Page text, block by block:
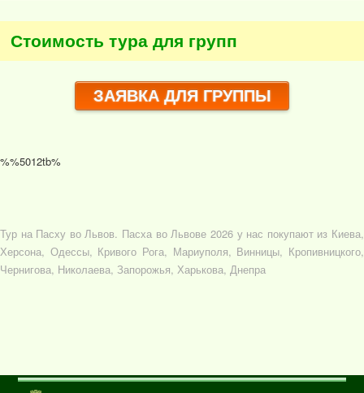
Стоимость тура для групп
ЗАЯВКА ДЛЯ ГРУППЫ
%%5012tb%
Тур на Пасху во Львов. Пасха во Львове 2026 у нас покупают из Киева,
Херсона, Одессы, Кривого Рога, Мариуполя, Винницы, Кропивницкого,
Чернигова, Николаева, Запорожья, Харькова, Днепра